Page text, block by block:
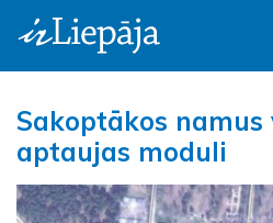
Sakoptākos
aptaujas moduli